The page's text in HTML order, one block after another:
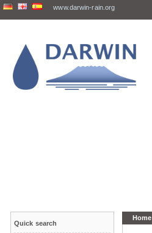
www.darwin-rain.org
Home
Quick search